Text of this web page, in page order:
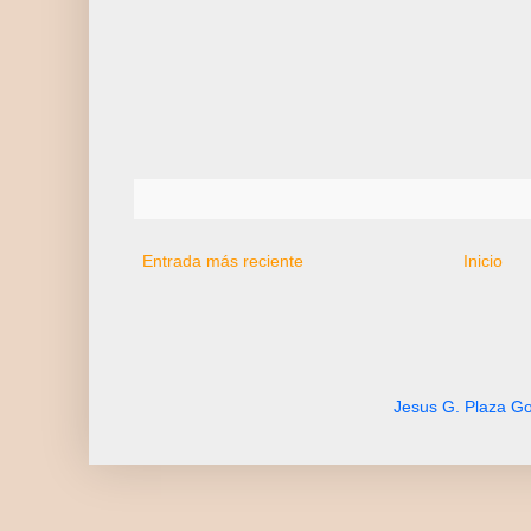
Entrada más reciente Inicio
Jesus G. Plaza